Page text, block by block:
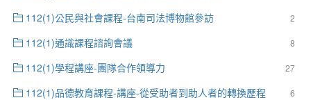
2
112(1)公民與社會課程-台南司法博物館參訪
8
112(1)通識課程諮詢會議
27
112(1)學程講座-團隊合作領導力
6
112(1)品德教育課程-講座-從受助者到助人者的轉換歷程